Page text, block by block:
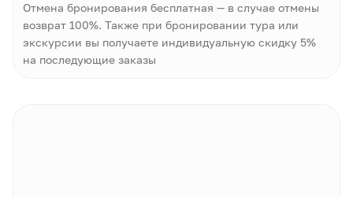
Отмена бронирования бесплатная — в случае отмены
возврат 100%. Также при бронировании тура или
экскурсии вы получаете индивидуальную скидку 5%
на последующие заказы